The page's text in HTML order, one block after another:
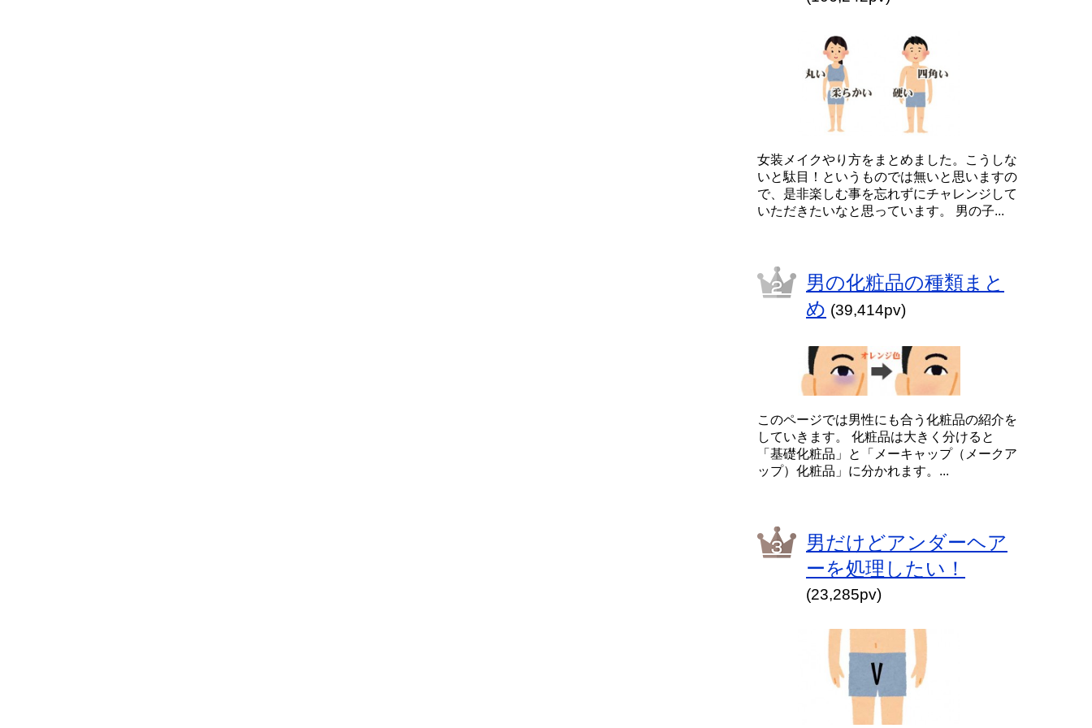
女装メイクやり方をまとめました。こうしな
いと駄目！というものでは無いと思いますの
で、是非楽しむ事を忘れずにチャレンジして
いただきたいなと思っています。 男の子...
男の化粧品の種類まと
め (39,414pv)
このページでは男性にも合う化粧品の紹介を
していきます。 化粧品は大きく分けると
「基礎化粧品」と「メーキャップ（メークア
ップ）化粧品」に分かれます。...
男だけどアンダーヘア
ーを処理したい！
(23,285pv)